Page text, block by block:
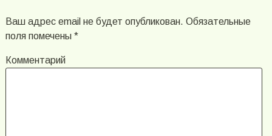
Ваш адрес email не будет опубликован. Обязательные
поля помечены *
Комментарий